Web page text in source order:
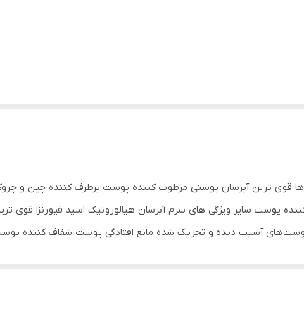
ایتالیا سایر ویژگی ها قوی ترین آبرسان پوستی مرطوب کننده پوست برطرف
پوست سایر ویژگی های سرم آبرسان هیالورونیک اسید فیورنزا قوی
آسیب دیده و تحریک شده مانع افتادگی پوست شفاف کننده